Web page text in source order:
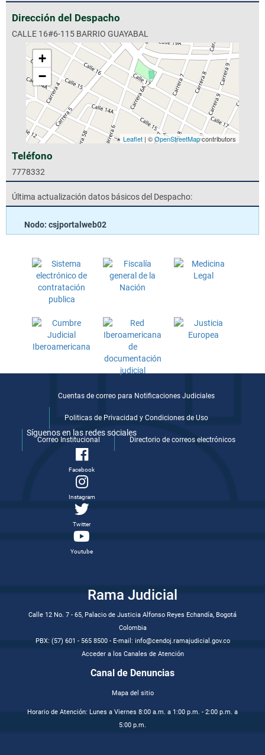
Dirección del Despacho
CALLE 16#6-115 BARRIO GUAYABAL
+
−
Leaflet| ©OpenStreetMapcontributors
Teléfono
7778332
Última actualización datos básicos del Despacho:
Nodo: csjportalweb02
Cuentas de correo para Notificaciones Judiciales
Politicas de Privacidad y Condiciones de Uso
Correo Institucional Directorio de correos electrónicos
Síguenos en las redes sociales
Facebook
Instagram
Twitter
Youtube
Rama Judicial
Calle 12 No. 7 - 65, Palacio de Justicia Alfonso Reyes Echandía, Bogotá
Colombia
PBX: (57) 601 - 565 8500 - E-mail: info@cendoj.ramajudicial.gov.co
Acceder a los Canales de Atención
Canal de Denuncias
Mapa del sitio
Horario de Atención: Lunes a Viernes 8:00 a.m. a 1:00 p.m. - 2:00 p.m. a
5:00 p.m.